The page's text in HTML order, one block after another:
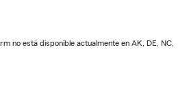
no está disponible actualmente en AK, DE, NC,